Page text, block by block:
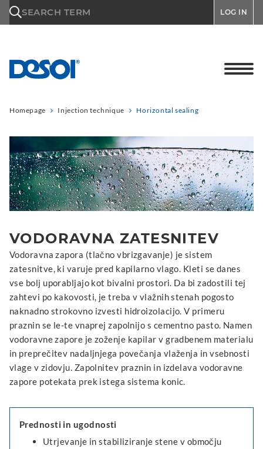
SEARCH TERM LOG IN
Homepage Injection technique Horizontal sealing
VODORAVNA ZATESNITEV
Vodoravna zapora (tlačno vbrizgavanje) je sistem
zatesnitve, ki varuje pred kapilarno vlago. Kleti se danes
vse bolj uporabljajo kot bivalni prostori. Da bi zadostili tej
zahtevi po kakovosti, je treba v vlažnih stenah pogosto
naknadno strokovno izvesti hidroizolacijo. V primeru
praznin se le-te vnaprej zapolnijo s cementno pasto. Namen
vodoravne zapore je zoženje kapilar v gradbenem materialu
in preprečitev nadaljnjega povečanja vlaženja in vsebnosti
vlage v zidovju. Zapolnitev praznin in izdelava vodoravne
zapore potekata prek istega sistema konic.
Prednosti in ugodnosti
Utrjevanje in stabiliziranje stene v območju